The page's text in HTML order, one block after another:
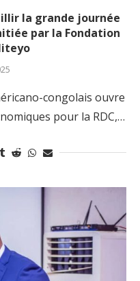
la grande journée
par la Fondation
congolais ouvre
pour la RDC,…